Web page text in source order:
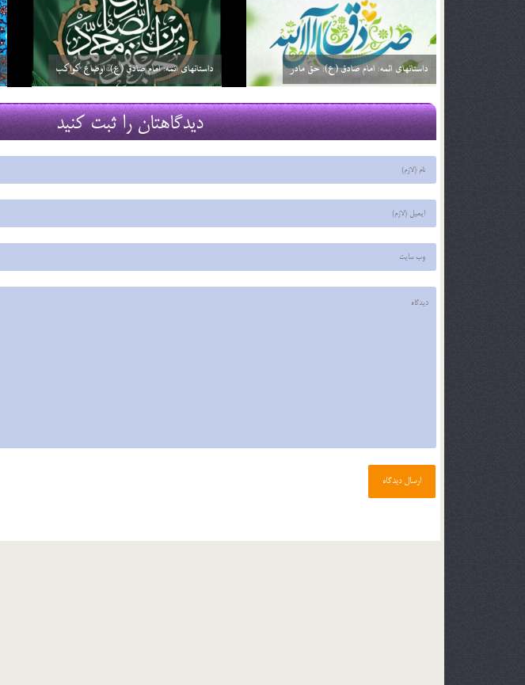
داستانهای ائمه: امام صادق (ع): خیارفروش
29 اسفند 03
داستان های ائمه: امام صادق (ع): گره گشائی
29 اسفند 03
دیدگاهتان را ثبت کنید